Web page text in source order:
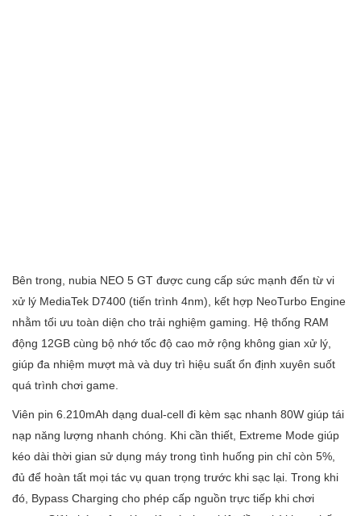
Bên trong, nubia NEO 5 GT được cung cấp sức mạnh đến từ vi
xử lý MediaTek D7400 (tiến trình 4nm), kết hợp NeoTurbo Engine
nhằm tối ưu toàn diện cho trải nghiệm gaming. Hệ thống RAM
động 12GB cùng bộ nhớ tốc độ cao mở rộng không gian xử lý,
giúp đa nhiệm mượt mà và duy trì hiệu suất ổn định xuyên suốt
quá trình chơi game.
Viên pin 6.210mAh dạng dual-cell đi kèm sạc nhanh 80W giúp tái
nạp năng lượng nhanh chóng. Khi cần thiết, Extreme Mode giúp
kéo dài thời gian sử dụng máy trong tình huống pin chỉ còn 5%,
đủ để hoàn tất mọi tác vụ quan trọng trước khi sạc lại. Trong khi
đó, Bypass Charging cho phép cấp nguồn trực tiếp khi chơi